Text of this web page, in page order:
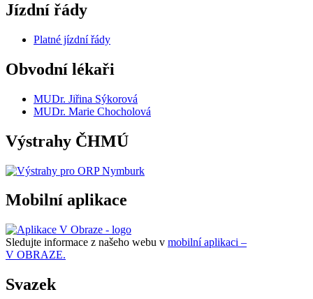
Jízdní řády
Platné jízdní řády
Obvodní lékaři
MUDr. Jiřina Sýkorová
MUDr. Marie Chocholová
Výstrahy ČHMÚ
Mobilní aplikace
Sledujte informace z našeho webu v mobilní aplikaci –
V OBRAZE.
Svazek